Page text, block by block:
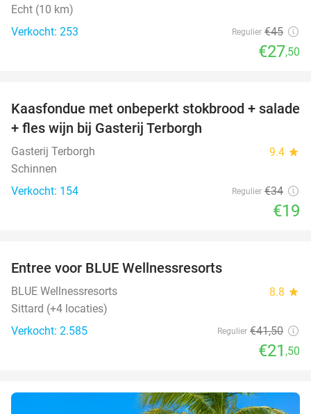
Echt (10 km)
Verkocht: 253
Regulier €45
€27,50
44%
Kaasfondue met onbeperkt stokbrood + salade
+ fles wijn bij Gasterij Terborgh
Gasterij Terborgh 9.4 star
Schinnen
Verkocht: 154
Regulier €34
€19
Entree voor BLUE Wellnessresorts
BLUE Wellnessresorts 8.8 star
Sittard (+4 locaties)
Verkocht: 2.585
Regulier €41,50
€21 ,50